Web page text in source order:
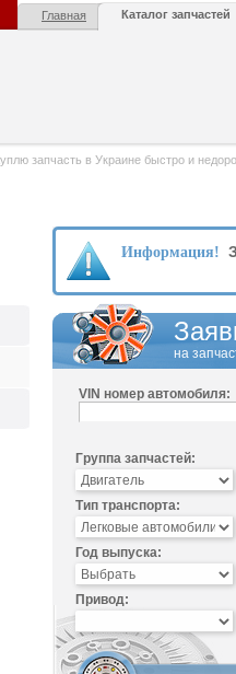
Главная Каталог запчастей
запчасть в Украине быстро и
Информация!
на
VIN номер автомобиля:
Группа запчастей:
Тип транспорта:
Год выпуска:
Привод: